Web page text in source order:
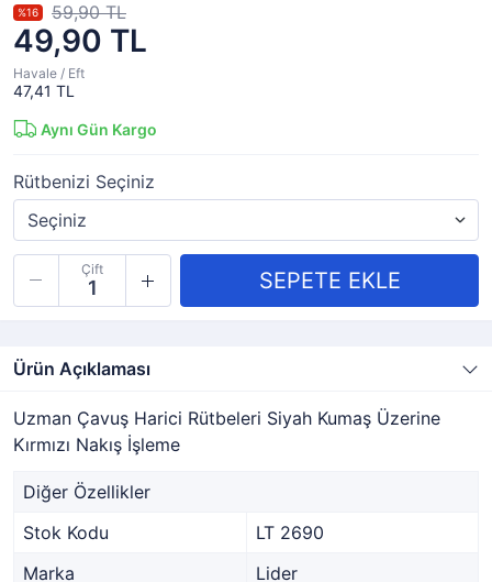
49,90 TL
%16 59,90 TL
Havale / Eft
47,41 TL
Aynı Gün Kargo
Rütbenizi Seçiniz
Çift
Ürün Açıklaması
Uzman Çavuş Harici Rütbeleri Siyah Kumaş Üzerine
Kırmızı Nakış İşleme
Diğer Özellikler
Stok Kodu
LT 2690
Marka
Lider